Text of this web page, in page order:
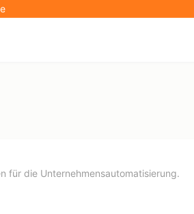
für die Unternehmensautomatisierung.